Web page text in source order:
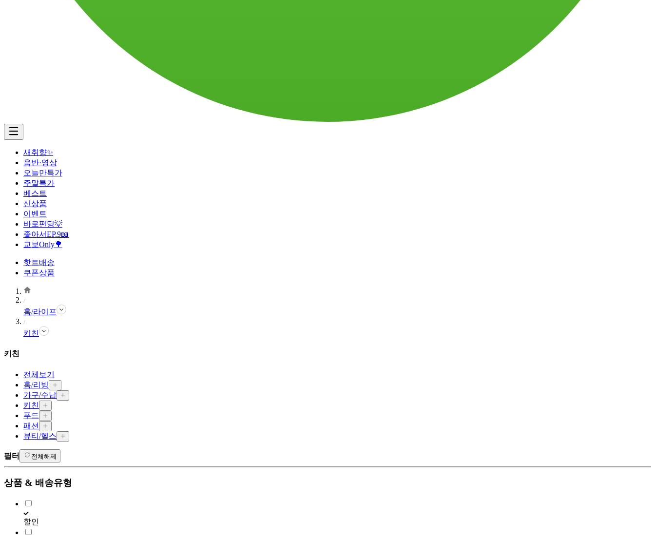
새취향✨
음반·영상
오늘만특가
주말특가
베스트
신상품
이벤트
바로펀딩💡
좋아서EP.9📖
교보Only🌳
핫트배송
쿠폰상품
홈/라이프
키친
키친
전체보기
홈/리빙
가구/수납
키친
푸드
패션
뷰티/헬스
필터 전체해제
상품 & 배송유형
할인